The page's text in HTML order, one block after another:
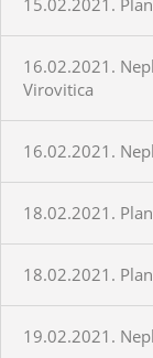
16.02.2021.
Virovitica
16.02.2021.
18.02.2021.
18.02.2021.
19.02.2021.